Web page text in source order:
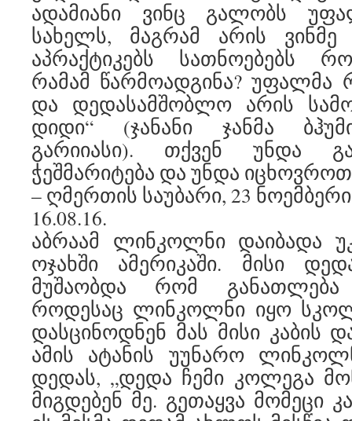
ადამიანი ვინც გალობს
სახელს, მაგრამ არის
აპრაქტიკებს სათნოებებს
რამამ წარმოადგინა? უფალმა
და დედასამშობლო არის
დიდი“ (ჯანანი ჯანმა
გარიიასი). თქვენ უნდა
ჭეშმარიტება და უნდა
– ღმერთის საუბარი, 23
16.08.16.
აბრაამ ლინკოლნი დაიბადა
ოჯახში ამერიკაში. მისი
მუშაობდა რომ განათლება
როდესაც ლინკოლნი იყო
დასცინოდნენ მას მისი კაბის
ამის ატანის უუნარო
დედას, „დედა ჩემი კოლეგა
მიგდებენ მე. გეთაყვა მომეცი